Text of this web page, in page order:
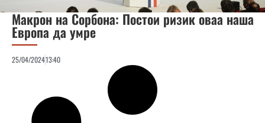
Макрон на Сорбона: Постои ризик оваа наша
Европа да умре
25/04/202413:40